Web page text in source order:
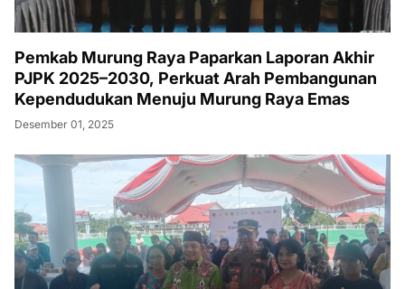
Pemkab Murung Raya Paparkan Laporan Akhir
PJPK 2025–2030, Perkuat Arah Pembangunan
Kependudukan Menuju Murung Raya Emas
Desember 01, 2025